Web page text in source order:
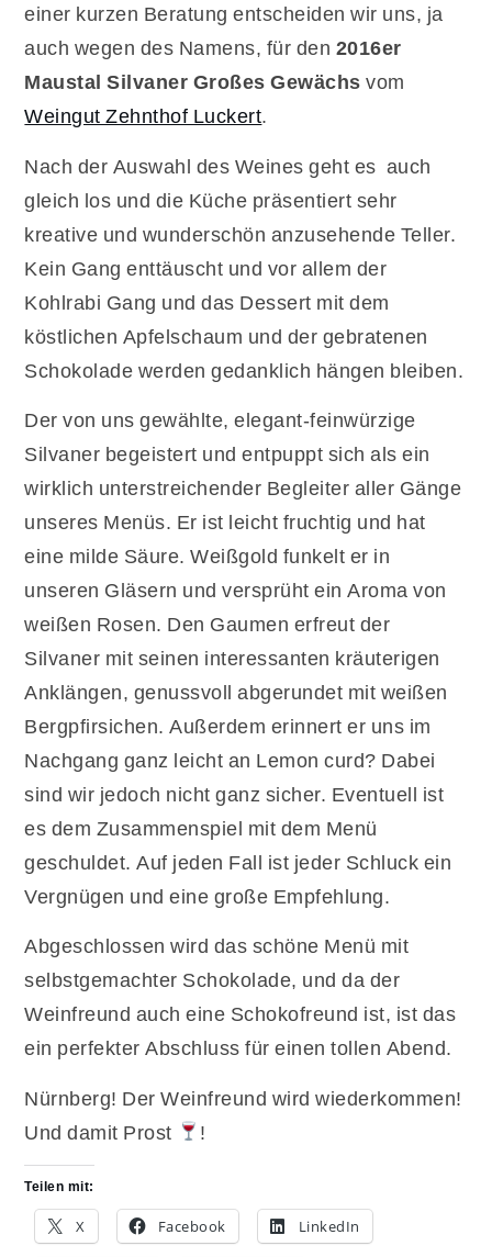
einer kurzen Beratung entscheiden wir uns, ja
auch wegen des Namens, für den 2016er
Maustal Silvaner Großes Gewächsvom
Weingut Zehnthof Luckert.
Nach der Auswahl des Weines geht es auch
gleich los und die Küche präsentiert sehr
kreative und wunderschön anzusehende Teller.
Kein Gang enttäuscht und vor allem der
Kohlrabi Gang und das Dessert mit dem
köstlichen Apfelschaum und der gebratenen
Schokolade werden gedanklich hängen bleiben.
Der von uns gewählte, elegant-feinwürzige
Silvaner begeistert und entpuppt sich als ein
wirklich unterstreichender Begleiter aller Gänge
unseres Menüs. Er ist leicht fruchtig und hat
eine milde Säure. Weißgold funkelt er in
unseren Gläsern und versprüht ein Aroma von
weißen Rosen. Den Gaumen erfreut der
Silvaner mit seinen interessanten kräuterigen
Anklängen, genussvoll abgerundet mit weißen
Bergpfirsichen. Außerdem erinnert er uns im
Nachgang ganz leicht an Lemon curd? Dabei
sind wir jedoch nicht ganz sicher. Eventuell ist
es dem Zusammenspiel mit dem Menü
geschuldet. Auf jeden Fall ist jeder Schluck ein
Vergnügen und eine große Empfehlung.
Abgeschlossen wird das schöne Menü mit
selbstgemachter Schokolade, und da der
Weinfreund auch eine Schokofreund ist, ist das
ein perfekter Abschluss für einen tollen Abend.
Nürnberg! Der Weinfreund wird wiederkommen!
Und damit Prost
!
Teilen mit:
X Facebook LinkedIn